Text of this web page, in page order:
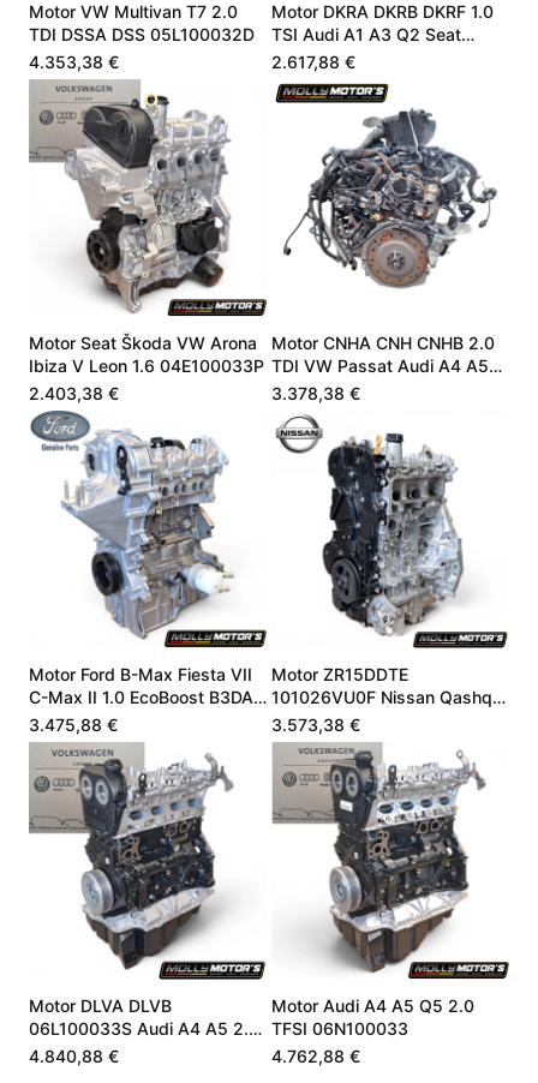
Motor VW Multivan T7 2.0
TDI DSSA DSS 05L100032D
4.353,38 €
Motor DKRA DKRB DKRF 1.0
TSI Audi A1 A3 Q2 Seat
Škoda VW Neu
2.617,88 €
Motor Seat Škoda VW Arona
Ibiza V Leon 1.6 04E100033P
2.403,38 €
Motor CNHA CNH CNHB 2.0
TDI VW Passat Audi A4 A5
Q5 190 PS
3.378,38 €
Motor Ford B-Max Fiesta VII
C-Max II 1.0 EcoBoost B3DA
B7DA LX6G6006UA
3.475,88 €
Motor ZR15DDTE
101026VU0F Nissan Qashqai
III 1.5 VC-T 205 PS
3.573,38 €
Motor DLVA DLVB
06L100033S Audi A4 A5 2.0
TFSI Mild-Hybrid Neu
4.840,88 €
Motor Audi A4 A5 Q5 2.0
TFSI 06N100033
4.762,88 €